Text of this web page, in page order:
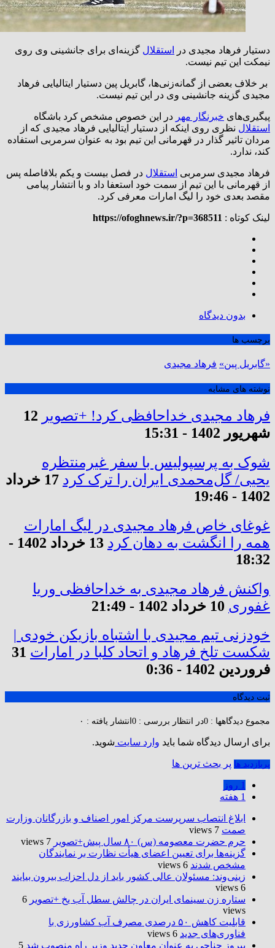
دستیار فرهاد مجیدی در استقلال گزینه‌ای برای جانشینی وی روی
نیمکت این تیم نیست.
بر خلاف بعضی از گمانه‌زنی‌ها، گابریل پین دستیار ایتالیایی فرهاد
مجیدی گزینه جانشینی وی در این تیم نیست.
پیگیری‌های خبرنگار مهر در این خصوص مشخص کرد باشگاه
استقلال نظری روی اینکه از دستیار ایتالیایی فرهاد مجیدی که از
مردان تاثیر گذار در قهرمانی این تیم بود به عنوان سرمربی استفاده
کند، ندارد.
فرهاد مجیدی سرمربی استقلال در فصل بیست و یکم بلافاصله پس
از قهرمانی با این تیم از سمت خود استعفا داد و با انتشار پیامی
مقصد بعدی خود را لیگ امارات معرفی کرد.
لینک کوتاه : https://ofoghnews.ir/?p=368511
بدون دیدگاه
برچسب ها
«گابریل پین» فرهاد مجیدی
نوشته های مشابه
فرهاد مجیدی خداحافظی کرد! +تصویر 12
شهریور 1402 - 15:31
شوک به پرسپولیس با سفر غیرمنتظره
یحیی/ گل‌محمدی ایران را ترک کرد
17 خرداد
1402 - 19:46
غوغای خاص فرهاد مجیدی در لیگ امارات
همه را انگشت به دهان کرد
13 خرداد 1402 -
18:32
واکنش فرهاد مجیدی به خداحافظی وریا
غفوری 10 خرداد 1402 - 21:49
خودزنی تیم مجیدی با اشتباه بازیکن خودی |
شکست تلخ فرهاد و اتحاد کلبا در امارات 31
فروردین 1402 - 0:36
ثبت دیدگاه
مجموع دیدگاهها : 0 در انتظار بررسی : 0 انتشار یافته : ۰
برای ارسال دیدگاه شما باید وارد سایت شوید.
پربازدید ها پر بحث ترین ها
1 روز
1 هفته
ابلاغ انتصاب سرپرست مرکز امور اصناف و بازرگانان وزارت
صمت 7 views
حرم حضرت‌ معصومه (س) ۸۰ سال پیش+تصویر
7 views
گزینه‌ها برای تعیین اعضای هیأت نظارت بر نمایندگان
مشخص شدند 6 views
زینی‌وند: مسئولان عالی کشور باید از دل احزاب بیرون بیایند
6 views
ستاره زن سینمای ایران در چالش سطل آب یخ +تصویر 6
views
قابلیت کاهش ۵۰ درصدی مصرف آب کشاورزی با
فناوری‌های جدید 6 views
پیروز حناچی به عنوان معاون جدید وزیر راه منصوب شد 5